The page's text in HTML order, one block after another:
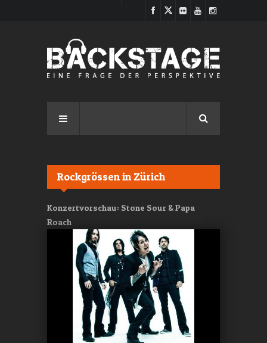
Rockgrössen in Zürich
Konzertvorschau: Stone Sour & Papa
Roach